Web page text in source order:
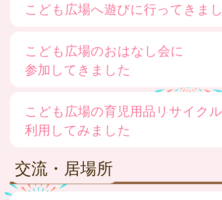
こども広場へ遊びに行ってきま
こども広場のおはなし会に
参加してきました
こども広場の育児用品リサイク
利用してみました
交流・居場所